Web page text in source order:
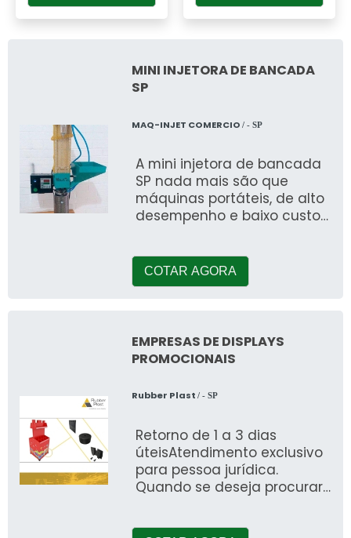
MINI INJETORA DE BANCADA
SP
MAQ-INJET COMERCIO / - SP
A mini injetora de bancada
SP nada mais são que
máquinas portáteis, de alto
desempenho e baixo custo
COTAR AGORA
EMPRESAS DE DISPLAYS
PROMOCIONAIS
Rubber Plast / - SP
Retorno de 1 a 3 dias
úteisAtendimento exclusivo
para pessoa jurídica.
Quando se deseja procurar